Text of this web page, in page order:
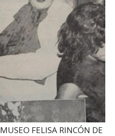
MUSEO FELISA RINCÓN DE